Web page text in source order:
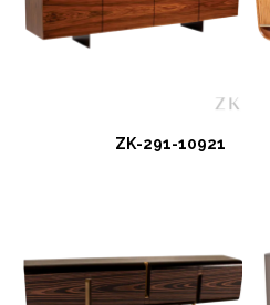
ZK-291-10921